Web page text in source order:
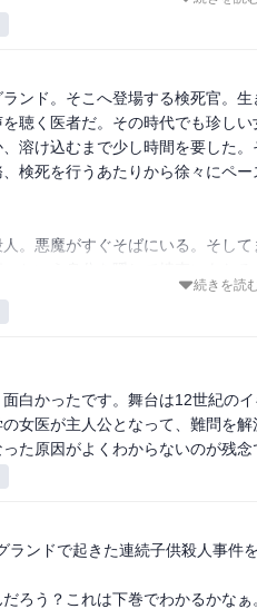
ば、当時のイングランドは田舎
民の一人一人は、事実を見据え
ロインと騎士の最後のやり取りが
しかった。（というかシリーズ
いましたが、共犯者が意外で、最
ンド。そこへ登場する検死官。
聴く医者だ。その時代でも珍しい
溶け込むまで少し時間を要した
検死を行うあたりから徐々にペ
。悪魔がすぐそばにいる。そし
、ともすれば「魔女」という烙印
れど、殺された子どもたちの声
（こういう言い方は正しいだろ
遺体を解剖するなど、死者に対
者の最後の声を聴くことができ
いる。
のが本当はどうだったのか・・
それだけの知識をアデリアが持
時期や死亡原因などを探ってい
業を進めていく姿にある種の切な
続きを読
白かったです。舞台は12世紀の
女医が主人公となって、難問を
た原因がよくわからないのが残
ランドで起きた連続子供殺人事件
ろう？これは下巻でわかるかなぁ